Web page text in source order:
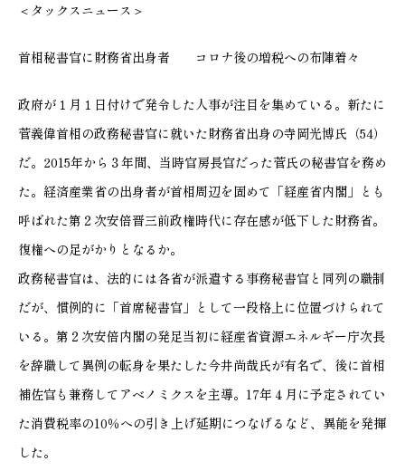
＜タックスニュース＞
首相秘書官に財務省出身者 コロナ後の増税への布陣着々
政府が１月１日付けで発令した人事が注目を集めている。新たに
菅義偉首相の政務秘書官に就いた財務省出身の寺岡光博氏（54）
だ。2015年から３年間、当時官房長官だった菅氏の秘書官を務め
た。経済産業省の出身者が首相周辺を固めて「経産省内閣」とも
呼ばれた第２次安倍晋三前政権時代に存在感が低下した財務省。
復権への足がかりとなるか。
政務秘書官は、法的には各省が派遣する事務秘書官と同列の職制
だが、慣例的に「首席秘書官」として一段格上に位置づけられて
いる。第２次安倍内閣の発足当初に経産省資源エネルギー庁次長
を辞職して異例の転身を果たした今井尚哉氏が有名で、後に首相
補佐官も兼務してアベノミクスを主導。17年４月に予定されてい
た消費税率の10％への引き上げ延期につなげるなど、異能を発揮
した。